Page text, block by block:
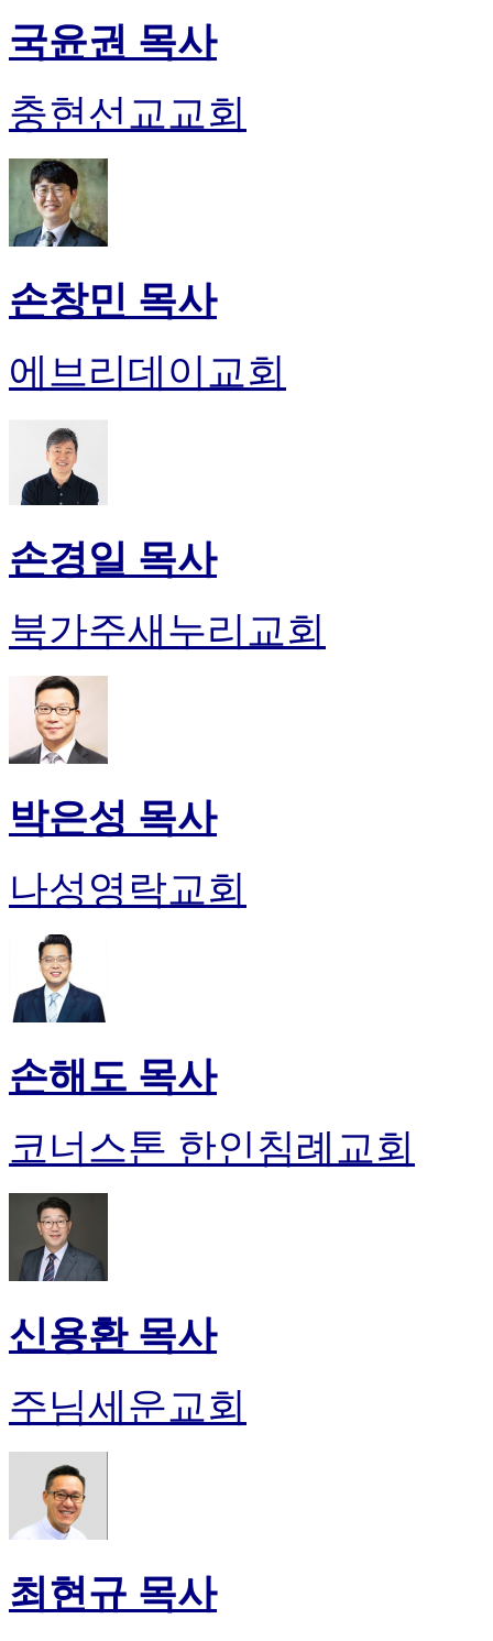
국윤권 목사
충현선교교회
손창민 목사
에브리데이교회
손경일 목사
북가주새누리교회
박은성 목사
나성영락교회
손해도 목사
코너스톤 한인침례교회
신용환 목사
주님세운교회
최현규 목사